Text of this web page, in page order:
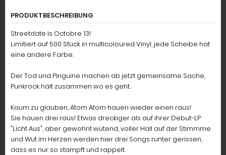
PRODUKTBESCHREIBUNG
Streetdate is Octobre 13!
Limitiert auf 500 Stück in multicoloured Vinyl, jede Scheibe hat
eine andere Farbe.
Der Tod und Pinguine machen ab jetzt gemeinsame Sache,
Punkrock hält zusammen wo es geht.
Kaum zu glauben, Atom Atom hauen wieder einen raus!
Sie hauen drei raus! Etwas dreckiger als auf ihrer Debut-LP
"Licht Aus", aber gewohnt wütend, voller Hall auf der Stimmme
und Wut im Herzen werden hier drei Songs runter gerissen,
dass es nur so stampft und rappelt.